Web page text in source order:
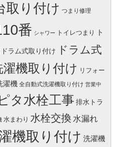
取り付け つまり修理
番 シャワー トイレつまり ト
ドラム式取り付け
ドラム式
濯機取り付け リフォー
濯機 全自動式洗濯機取り付け 営業中
タ水栓工事 排水トラ
水まわり 水栓交換 水漏れ
機取り付け 洗濯機